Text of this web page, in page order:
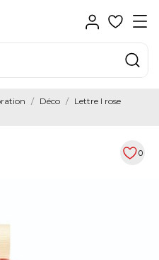
Déco
Lettre I rose
0